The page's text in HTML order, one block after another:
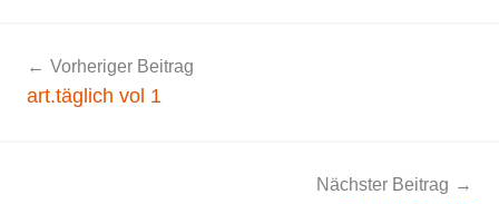
l
Beitragsnavigation
Vorheriger Beitrag
art.täglich vol 1
Nächster Beitrag